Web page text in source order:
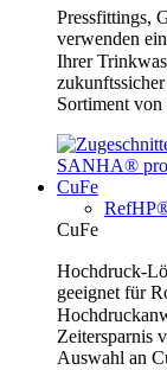
Pressfittings,
verwenden
Ihrer
Sortiment
CuFe
CuFe
Hochdruck-
geeignet für
Zeitersparnis
Auswahl an